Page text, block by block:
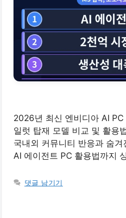
2026년 최신 엔비디아 AI
일럿 탑재 모델 비교 및 활용
국내외 커뮤니티 반응과 숨
AI 에이전트 PC 활용법까지
댓글 남기기